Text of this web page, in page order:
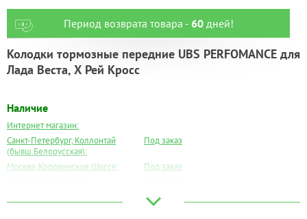
Период возврата товара - 60дней!
Колодки тормозные передние UBS PERFOMANCE для
Лада Веста, Х Рей Кросс
Наличие
Интернет магазин:
Санкт-Петербург, Коллонтай
(бывш.Белорусская):
Под заказ
Москва, Коровинское Шоссе:
Под заказ
Под заказ